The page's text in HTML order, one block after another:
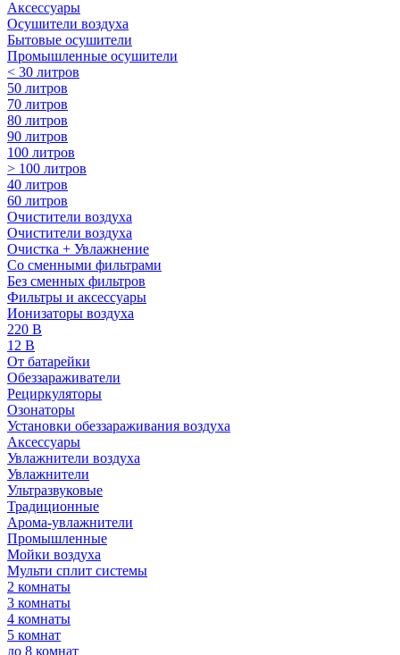
Аксессуары
Осушители воздуха
Бытовые осушители
Промышленные осушители
< 30 литров
50 литров
70 литров
80 литров
90 литров
100 литров
> 100 литров
40 литров
60 литров
Очистители воздуха
Очистители воздуха
Очистка + Увлажнение
Cо сменными фильтрами
Без сменных фильтров
Фильтры и аксессуары
Ионизаторы воздуха
220 В
12 В
От батарейки
Обеззараживатели
Рециркуляторы
Озонаторы
Установки обеззараживания воздуха
Аксессуары
Увлажнители воздуха
Увлажнители
Ультразвуковые
Традиционные
Арома-увлажнители
Промышленные
Мойки воздуха
Мульти сплит системы
2 комнаты
3 комнаты
4 комнаты
5 комнат
до 8 комнат